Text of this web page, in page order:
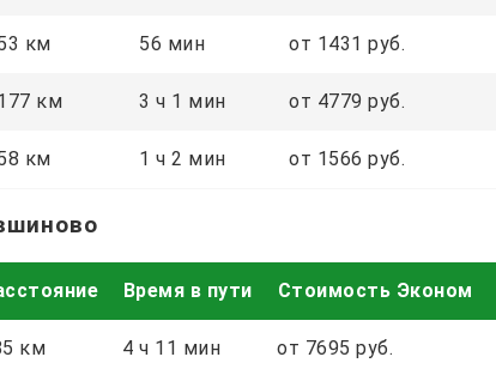
км 56 мин от 1431 руб.
км 3 ч 1 мин от 4779 руб.
км 1 ч 2 мин от 1566 руб.
Время в пути Стоимость Эконом
км 4 ч 11 мин от 7695 руб.